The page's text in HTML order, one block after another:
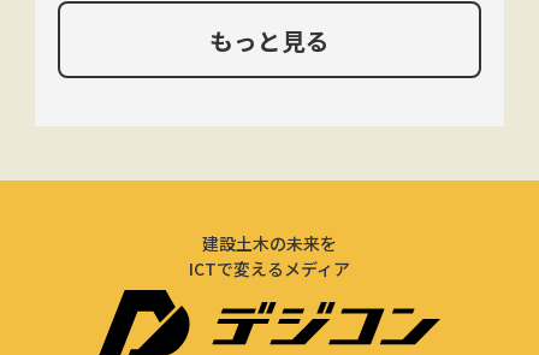
もっと見る
建設土木の未来を
ICTで変えるメディア